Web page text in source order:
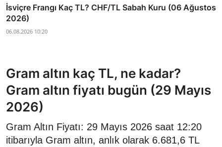
İsviçre Frangı Kaç TL? CHF/TL Sabah Kuru (06 Ağustos
2026)
06.08.2026 10:20
Gram altın kaç TL, ne kadar?
Gram altın fiyatı bugün (29 Mayıs
2026)
Gram Altın Fiyatı: 29 Mayıs 2026 saat 12:20
itibarıyla Gram altın, anlık olarak 6.681,6 TL